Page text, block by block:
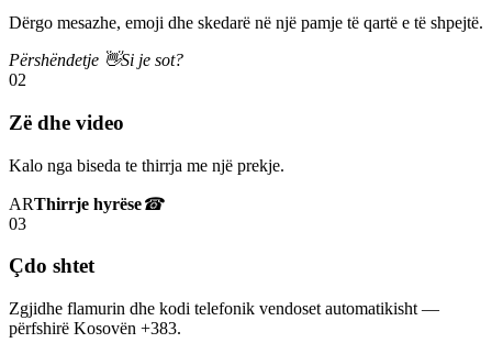
Dërgo mesazhe, emoji dhe skedarë në një pamje të qartë e të shpejtë.
Përshëndetje 👋Si je sot?
02
Zë dhe video
Kalo nga biseda te thirrja me një prekje.
ARThirrje hyrëse☎
03
Çdo shtet
Zgjidhe flamurin dhe kodi telefonik vendoset automatikisht —
përfshirë Kosovën +383.